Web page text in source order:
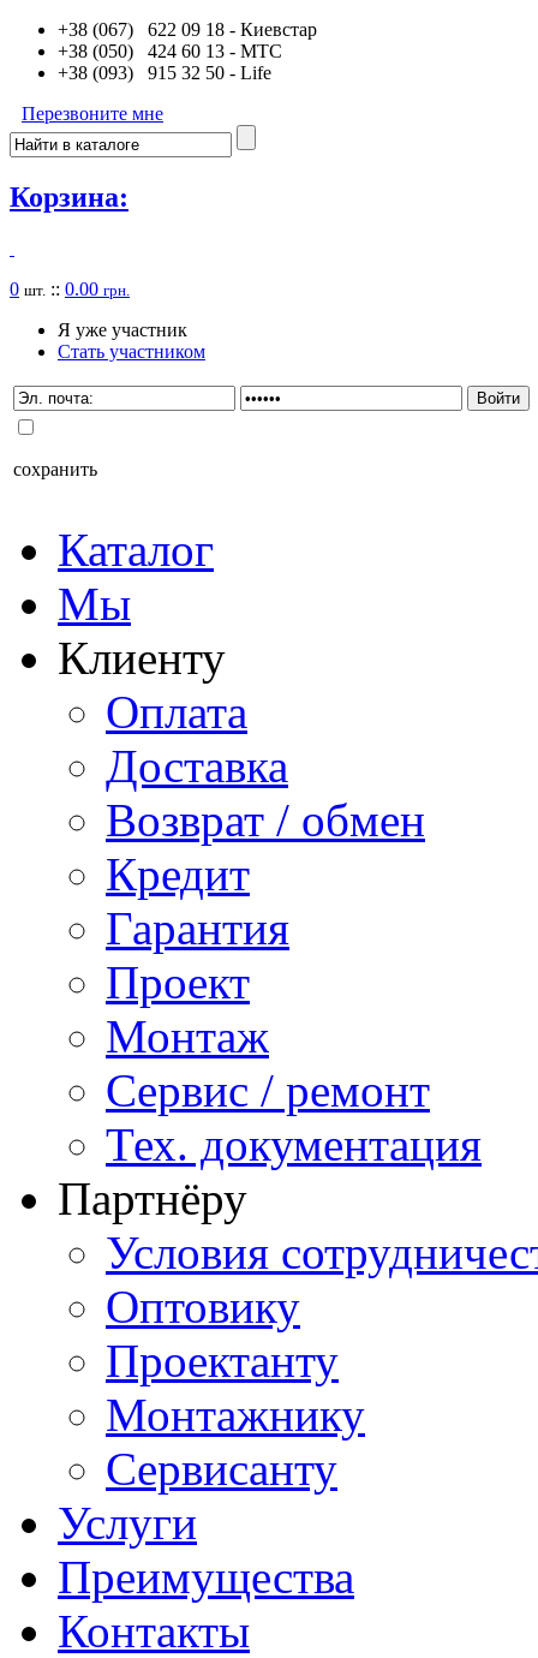
+38 (067) 622 09 18 - Киевстар
+38 (050) 424 60 13 - MTC
+38 (093) 915 32 50 - Life
Перезвоните мне
Корзина:
0 шт. :: 0.00 грн.
Я уже участник
Стать участником
сохранить
Каталог
Мы
Клиенту
Оплата
Доставка
Возврат / обмен
Кредит
Гарантия
Проект
Монтаж
Сервис / ремонт
Тех. документация
Партнёру
Условия
Оптовику
Проектанту
Монтажнику
Сервисанту
Услуги
Преимущества
Контакты